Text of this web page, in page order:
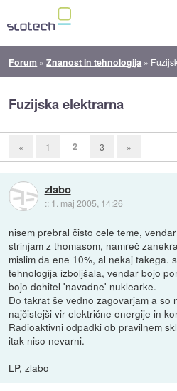
Forum »Znanost in tehnologija »
Fuzijska elektrarna
« 1 2 3 »
zlabo
:: 1. maj 2005, 14:26
nisem prebral čisto cele teme,
strinjam z thomasom, namreč
mislim da ene 10%, al nekaj takega.
tehnologija izboljšala, vendar bojo
bojo dohitel 'navadne' nuklearke.
Do takrat še vedno zagovarjam a so
najčistejši vir električne energije in
Radioaktivni odpadki ob pravilnem
itak niso nevarni.
LP, zlabo